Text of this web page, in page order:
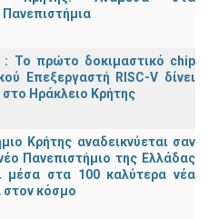
: Το πρώτο δοκιμαστικό chip
Επεξεργαστή RISC-V δίνει
Ηράκλειο Κρήτης
Κρήτης αναδεικνύεται σαν
Πανεπιστήμιο της Ελλάδας
μέσα στα 100 καλύτερα νέα
στον κόσμο